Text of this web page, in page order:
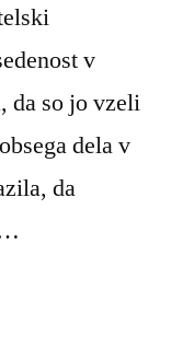
v
da so jo vzeli
dela v
da